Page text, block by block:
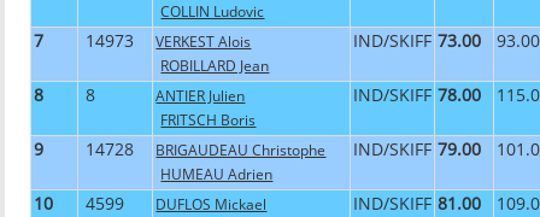
COLLIN Ludovic
7 14973
VERKEST Alois
ROBILLARD Jean
IND/SKIFF 73.00 93.00
8 8
ANTIER Julien
FRITSCH Boris
IND/SKIFF 78.00
9 14728
BRIGAUDEAU Christophe
HUMEAU Adrien
IND/SKIFF 79.00
10 4599
DUFLOS Mickael
IND/SKIFF 81.00